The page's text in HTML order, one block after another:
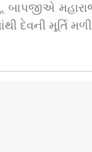
બાપજીએ
દેવની મૂર્તિ